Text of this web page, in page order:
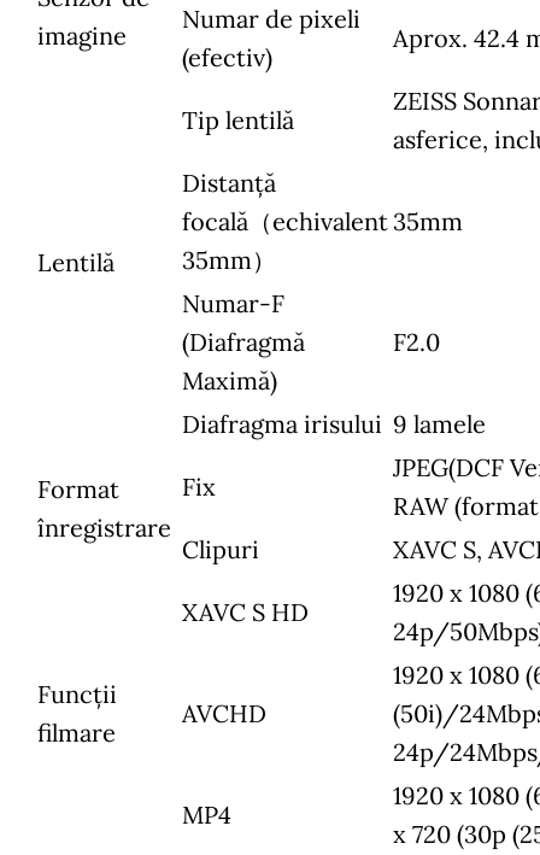
imagine
Numar de pixeli
(efectiv)
Aprox. 42.4
Lentilă
Tip lentilă
ZEISS
asferice,
Distanță
focală（echivalent
35mm）
35mm
Numar-F
(Diafragmă
Maximă)
F2.0
Diafragma irisului 9 lamele
Format
înregistrare
Fix
JPEG(DCF
RAW
Clipuri
XAVC S,
Funcții
filmare
XAVC S HD
1920 x 1080
24p/
AVCHD
1920 x 1080
(50i)/
24p/
MP4
1920 x 1080
x 720 (30p